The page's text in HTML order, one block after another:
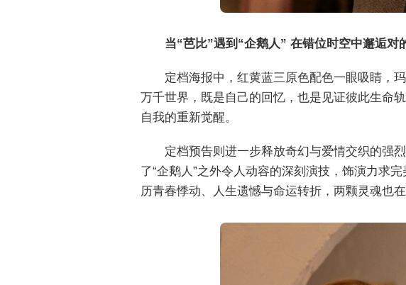
当“芭比”遇到“企鹅人” 在错位时空中邂逅对
定档海报中，红黄蓝三原色配色一眼吸睛，
万千世界，既是自己的回忆，也是见证彼此生命
自我的重新觉醒。
定档预告则进一步释放奇幻与爱情交织的强
了“企鹅人”之外令人动容的深刻演技，饰演力求
历青春悸动、人生遗憾与命运转折，两颗灵魂也在